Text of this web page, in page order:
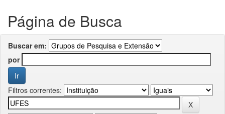
Página de Busca
Buscar em:
por
Filtros correntes: